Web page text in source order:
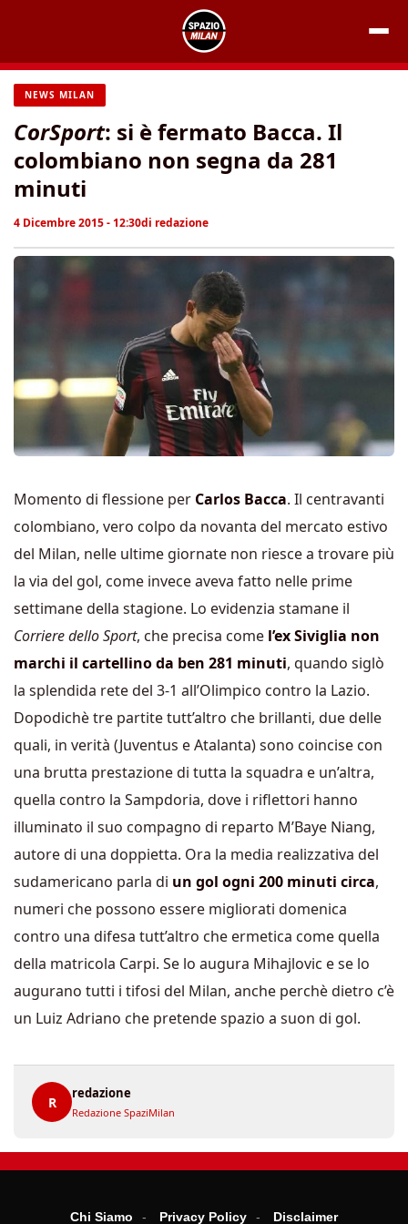
contenuto
NEWS MILAN
CorSport: si è fermato Bacca. Il
colombiano non segna da 281
minuti
4 Dicembre 2015 - 12:30di redazione
Momento di flessione per Carlos Bacca. Il centravanti
colombiano, vero colpo da novanta del mercato estivo
del Milan, nelle ultime giornate non riesce a trovare più
la via del gol, come invece aveva fatto nelle prime
settimane della stagione. Lo evidenzia stamane il
Corriere dello Sport, che precisa come l’ex Siviglia non
marchi il cartellino da ben 281 minuti, quando siglò
la splendida rete del 3-1 all’Olimpico contro la Lazio.
Dopodichè tre partite tutt’altro che brillanti, due delle
quali, in verità (Juventus e Atalanta) sono coincise con
una brutta prestazione di tutta la squadra e un’altra,
quella contro la Sampdoria, dove i riflettori hanno
illuminato il suo compagno di reparto M’Baye Niang,
autore di una doppietta. Ora la media realizzativa del
sudamericano parla di un gol ogni 200 minuti circa,
numeri che possono essere migliorati domenica
contro una difesa tutt’altro che ermetica come quella
della matricola Carpi. Se lo augura Mihajlovic e se lo
augurano tutti i tifosi del Milan, anche perchè dietro c’è
un Luiz Adriano che pretende spazio a suon di gol.
R
redazione
Redazione SpaziMilan
Chi Siamo Privacy Policy Disclaimer